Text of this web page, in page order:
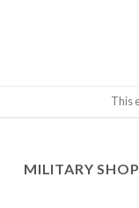
This
MILITARY SHOP